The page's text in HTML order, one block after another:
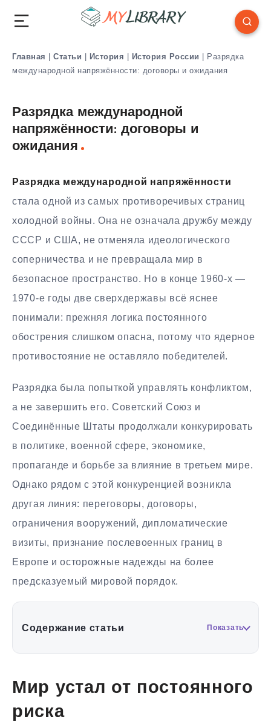
Главная | Статьи | История | История России | Разрядка
международной напряжённости: договоры и ожидания
Разрядка международной
напряжённости: договоры и
ожидания
Разрядка международной напряжённости
стала одной из самых противоречивых страниц
холодной войны. Она не означала дружбу между
СССР и США, не отменяла идеологического
соперничества и не превращала мир в
безопасное пространство. Но в конце 1960-х —
1970-е годы две сверхдержавы всё яснее
понимали: прежняя логика постоянного
обострения слишком опасна, потому что ядерное
противостояние не оставляло победителей.
Разрядка была попыткой управлять конфликтом,
а не завершить его. Советский Союз и
Соединённые Штаты продолжали конкурировать
в политике, военной сфере, экономике,
пропаганде и борьбе за влияние в третьем мире.
Однако рядом с этой конкуренцией возникла
другая линия: переговоры, договоры,
ограничения вооружений, дипломатические
визиты, признание послевоенных границ в
Европе и осторожные надежды на более
предсказуемый мировой порядок.
Содержание статьи Показать
Мир устал от постоянного
риска